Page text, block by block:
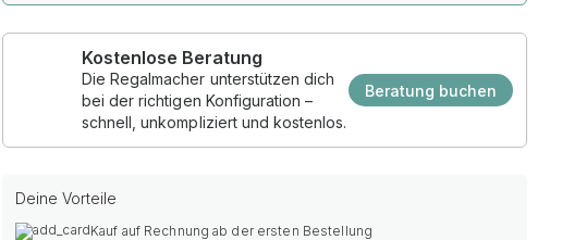
Kostenlose Beratung
Die Regalmacher unterstützen dich
bei der richtigen Konfiguration –
schnell, unkompliziert und kostenlos.
Beratung buchen
Deine Vorteile
Kauf auf Rechnung ab der ersten Bestellung